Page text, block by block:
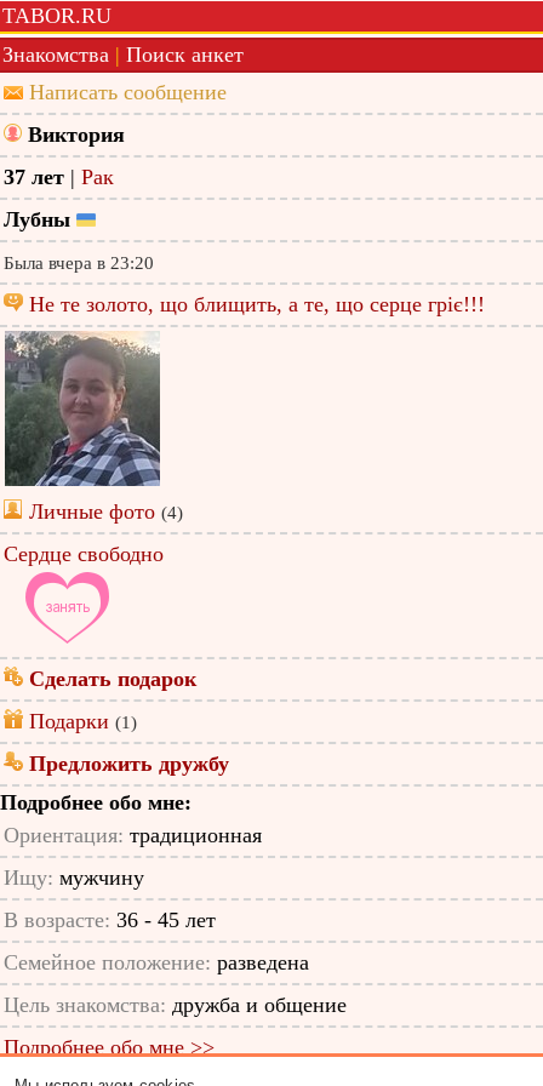
TABOR.RU
Знакомства | Поиск анкет
Написать сообщение
Виктория
37 лет | Рак
Лубны
Была вчера в 23:20
Не те золото, що блищить, а те, що серце гріє!!!
Личные фото (4)
Сердце свободно
Сделать подарок
Подарки (1)
Предложить дружбу
Подробнее обо мне:
Ориентация: традиционная
Ищу: мужчину
В возрасте: 36 - 45 лет
Семейное положение: разведена
Цель знакомства: дружба и общение
Подробнее обо мне >>